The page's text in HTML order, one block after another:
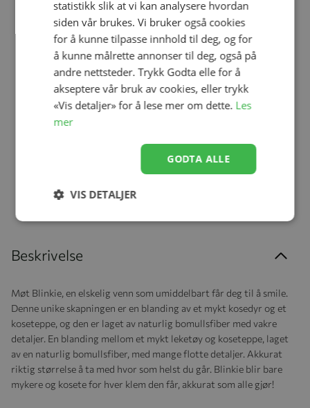
Beskrivelse
Møt Blinkie, en elskelig venn som umiddelbart får deg til å smile.
Denne unike skapningen er en blanding av et mykt kosedyr og et
koseteppe, og den er laget av naturlig bomullsfiber med vakre
detaljer. En blanding mellom et mykt leketøy og koseteppe, laget
av en naturlig bomullsfiber, med mange flotte detaljer. Akkurat
riktig størrelse å ta med hvor som helst du går. Blinkie blir bare
mykere og kosete for hver klem den får, akkurat som alle gjør!
Legg til
Elodie, Blinkie, Bonnie
statistikk slik at vi kan analysere hvordan
siden vår brukes. Vi bruker også cookies
for å kunne tilpasse innhold til deg, og for
å kunne målrette annonser til deg, også på
andre nettsteder. Trykk Godta elle for å
akseptere vår bruk av cookies, eller trykk
«Vis detaljer» for å lese mer om dette. Les
mer
GODTA ALLE
VIS DETALJER